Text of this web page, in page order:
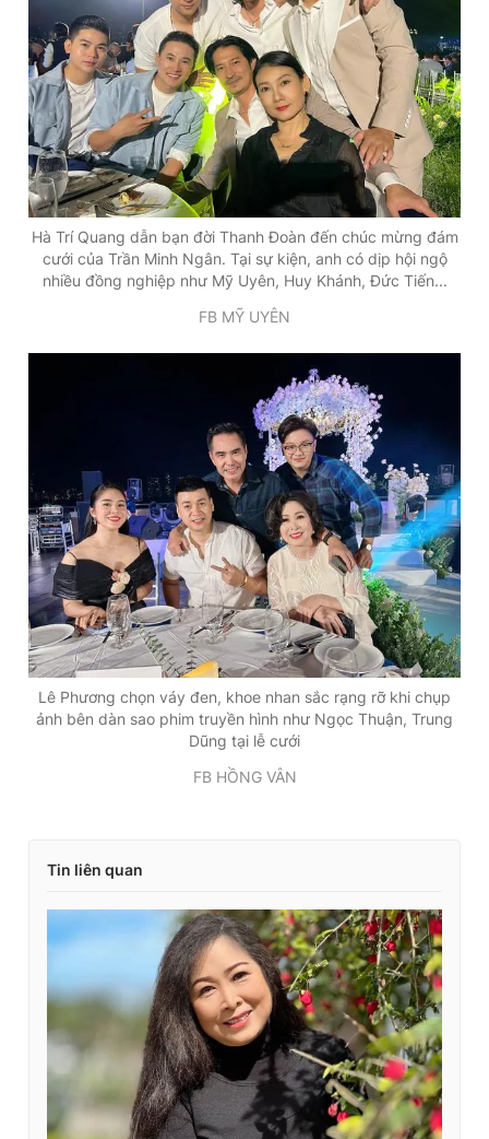
Hà Trí Quang dẫn bạn đời Thanh Đoàn đến chúc mừng đám
cưới của Trần Minh Ngân. Tại sự kiện, anh có dịp hội ngộ
nhiều đồng nghiệp như Mỹ Uyên, Huy Khánh, Đức Tiến...
FB MỸ UYÊN
Lê Phương chọn váy đen, khoe nhan sắc rạng rỡ khi chụp
ảnh bên dàn sao phim truyền hình như Ngọc Thuận, Trung
Dũng tại lễ cưới
FB HỒNG VÂN
Tin liên quan